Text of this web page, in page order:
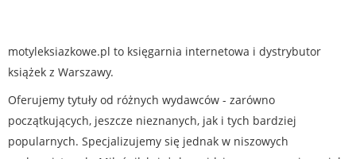
motyleksiazkowe.pl to księgarnia internetowa i dystrybutor
książek z Warszawy.
Oferujemy tytuły od różnych wydawców - zarówno
początkujących, jeszcze nieznanych, jak i tych bardziej
popularnych. Specjalizujemy się jednak w niszowych